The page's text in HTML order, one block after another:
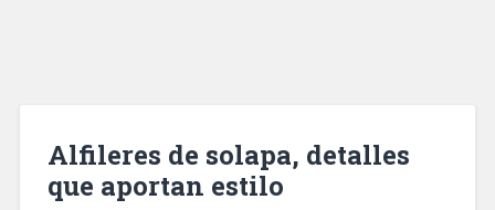
Alfileres de solapa, detalles
que aportan estilo